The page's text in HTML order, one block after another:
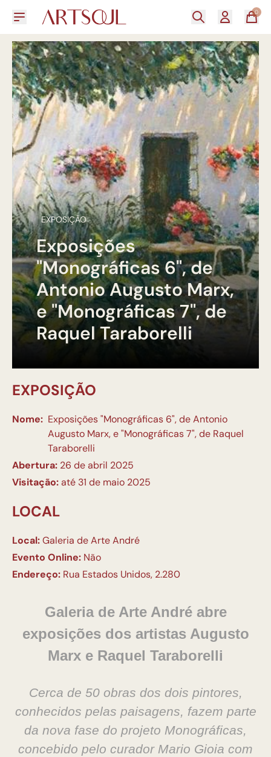
0
EXPOSIÇÃO
Exposições
"Monográficas 6", de
Antonio Augusto Marx,
e "Monográficas 7", de
Raquel Taraborelli
EXPOSIÇÃO
Nome: Exposições "Monográficas 6", de Antonio
Augusto Marx, e "Monográficas 7", de Raquel
Taraborelli
Abertura: 26 de abril 2025
Visitação:até 31 de maio 2025
LOCAL
Local:Galeria de Arte André
Evento Online: Não
Endereço: Rua Estados Unidos, 2.280
Galeria de Arte André abre
exposições dos artistas Augusto
Marx e Raquel Taraborelli
Cerca de 50 obras dos dois pintores,
conhecidos pelas paisagens, fazem parte
da nova fase do projeto Monográficas,
concebido pelo curador Mario Gioia com